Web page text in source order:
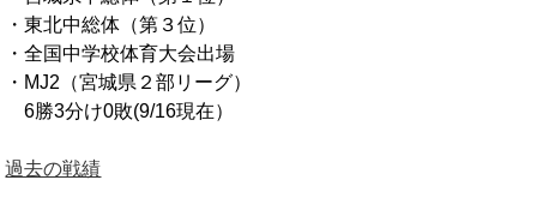
・東北中総体（第３位）
・全国中学校体育大会出場
・MJ2（宮城県２部リーグ）
6勝3分け0敗(9/16現在）
過去の戦績